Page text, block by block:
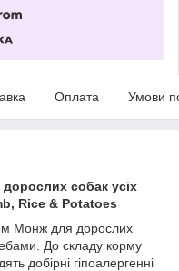
Оплата Умови
собак усіх
Rice & Potatoes
Монж для дорослих
До складу корму
добірні гіпоалергенні